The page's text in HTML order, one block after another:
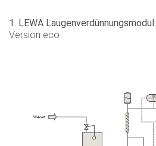
1. LEWA Laugenverdünnungsmodul:
Version eco